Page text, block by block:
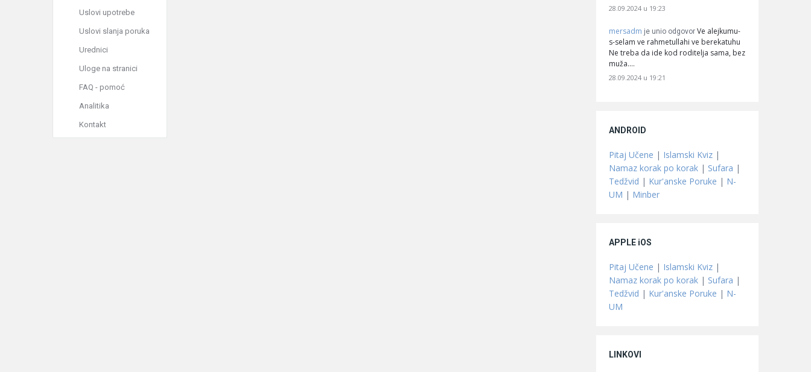
28.09.2024 u 19:23
mersadm je unio odgovor Ve alejkumu-
s-selam ve rahmetullahi ve berekatuhu
Ne treba da ide kod roditelja sama, bez
muža.…
28.09.2024 u 19:21
ANDROID
Pitaj Učene | Islamski Kviz |
Namaz korak po korak | Sufara |
Tedžvid | Kur'anske Poruke | N-
UM | Minber
APPLE iOS
Pitaj Učene | Islamski Kviz |
Namaz korak po korak | Sufara |
Tedžvid | Kur'anske Poruke | N-
UM
LINKOVI
Uslovi upotrebe
Uslovi slanja poruka
Urednici
Uloge na stranici
FAQ - pomoć
Analitika
Kontakt